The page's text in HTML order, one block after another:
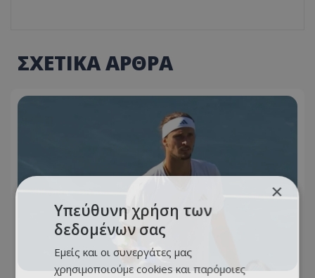
ΣΧΕΤΙΚΑ ΑΡΘΡΑ
×
Υπεύθυνη χρήση των
δεδομένων σας
Εμείς και οι συνεργάτες μας
χρησιμοποιούμε cookies και παρόμοιες